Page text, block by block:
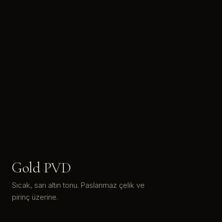
Gold PVD
Sıcak, sarı altın tonu. Paslanmaz çelik ve
pirinç üzerine.